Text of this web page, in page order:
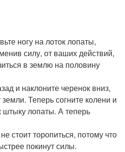
ногу на лоток лопаты,
силу, от ваших действий,
в землю на половину
и наклоните черенок вниз,
Теперь согните колени и
штыку лопаты. А теперь
стоит торопиться, потому что
покинут силы.